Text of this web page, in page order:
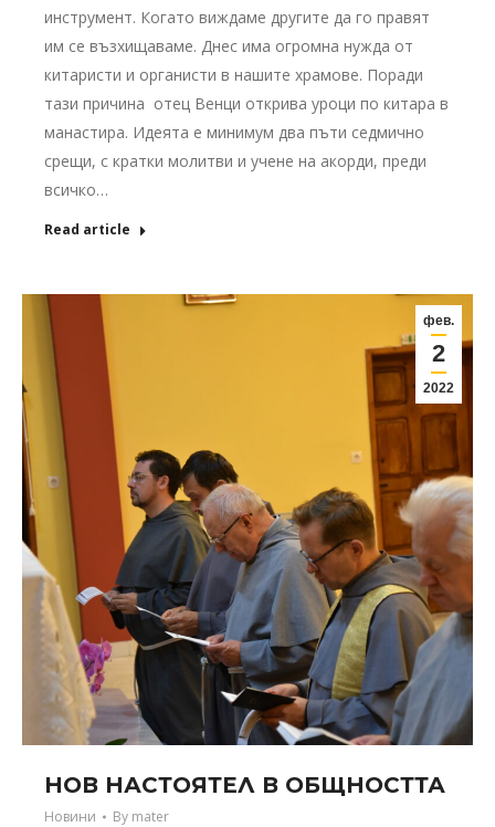
инструмент. Когато виждаме другите да го правят
им се възхищаваме. Днес има огромна нужда от
китаристи и органисти в нашите храмове. Поради
тази причина отец Венци открива уроци по китара в
манастира. Идеята е минимум два пъти седмично
срещи, с кратки молитви и учене на акорди, преди
всичко…
Read article
фев.
2
2022
НОВ НАСТОЯТЕЛ В ОБЩНОСТТА
Новини By mater